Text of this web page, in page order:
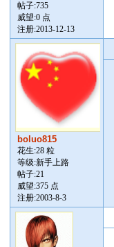
帖子:735
威望:0 点
注册:2013-12-13
boluo815
花生:28 粒
等级:新手上路
帖子:21
威望:375 点
注册:2003-8-3